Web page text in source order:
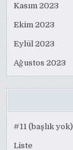
Kasım 2023
Ekim 2023
Eylül 2023
Ağustos 2023
#11 (başlık yok)
Liste